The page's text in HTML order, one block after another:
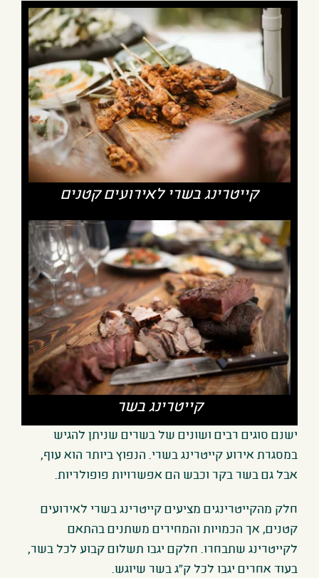
קייטרינג בשרי לאירועים קטנים
קייטרינג בשר
ישנם סוגים רבים ושונים של בשרים שניתן להגיש
במסגרת אירוע קייטרינג בשרי. הנפוץ ביותר הוא עוף,
אבל גם בשר בקר וכבש הם אפשרויות פופולריות.
חלק מהקייטרינגים מציעים קייטרינג בשרי לאירועים
קטנים, אך הכמויות והמחירים משתנים בהתאם
לקייטרינג שתבחרו. חלקם יגבו תשלום קבוע לכל בשר,
בעוד אחרים יגבו לכל ק"ג בשר שיוגש.